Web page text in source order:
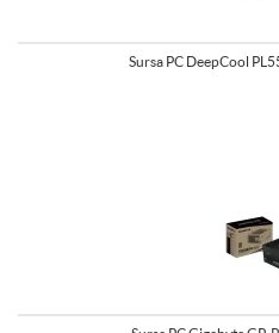
Sursa PC DeepCool